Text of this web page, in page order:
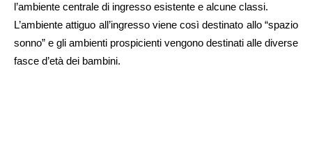
l’ambiente centrale di ingresso esistente e alcune classi.
L’ambiente attiguo all’ingresso viene così destinato allo “spazio
sonno” e gli ambienti prospicienti vengono destinati alle diverse
fasce d’età dei bambini.